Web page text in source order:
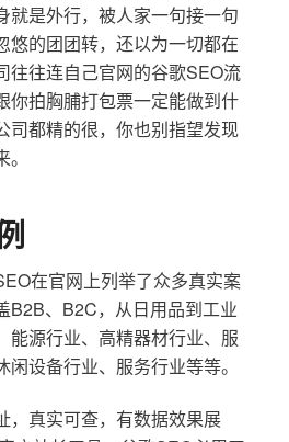
就是外行，被人家一句接一句
悠的团团转，还以为一切都在
往往连自己官网的谷歌SEO流
你拍胸脯打包票一定能做到什
司都精的很，你也别指望发现
在官网上列举了众多真实案
B2B、B2C，从日用品到工业
能源行业、高精器材行业、服
设备行业、服务行业等等。
，真实可查，有数据效果展